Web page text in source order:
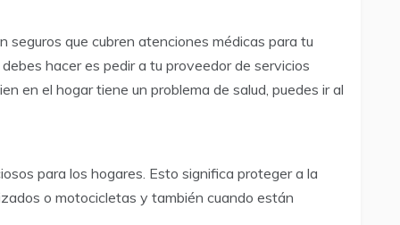
seguros que cubren atenciones médicas para tu
hacer es pedir a tu proveedor de servicios
en el hogar tiene un problema de salud, puedes ir al
para los hogares. Esto significa proteger a la
o motocicletas y también cuando están